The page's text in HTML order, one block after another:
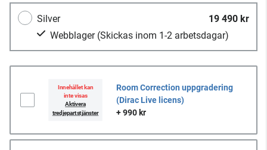
Silver
19 490 kr
Webblager (Skickas inom 1-2 arbetsdagar)
Innehållet kan
inte visas
Aktivera
tredjepartstjänster
Room Correction uppgradering
(Dirac Live licens)
+ 990 kr